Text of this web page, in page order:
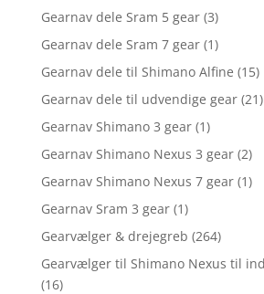
Gearnav dele Sram 5 gear (3)
Gearnav dele Sram 7 gear (1)
Gearnav dele til Shimano Alfine (15)
Gearnav dele til udvendige gear (21)
Gearnav Shimano 3 gear (1)
Gearnav Shimano Nexus 3 gear (2)
Gearnav Shimano Nexus 7 gear (1)
Gearnav Sram 3 gear (1)
Gearvælger & drejegreb (264)
Gearvælger til Shimano Nexus til
(16)